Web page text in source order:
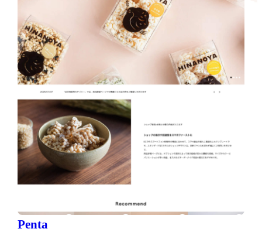
Penta